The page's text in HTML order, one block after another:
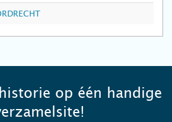
op één handige